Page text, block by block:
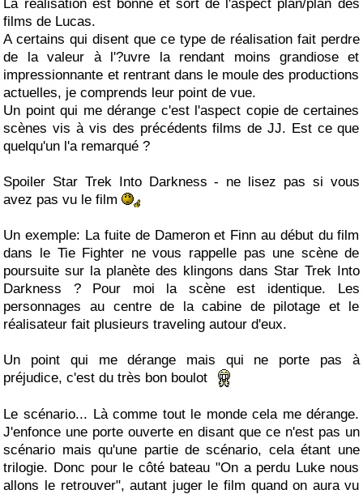
La réalisation est bonne et sort de l'aspect plan/plan des
films de Lucas.
A certains qui disent que ce type de réalisation fait perdre
de la valeur à l'?uvre la rendant moins grandiose et
impressionnante et rentrant dans le moule des productions
actuelles, je comprends leur point de vue.
Un point qui me dérange c'est l'aspect copie de certaines
scènes vis à vis des précédents films de JJ. Est ce que
quelqu'un l'a remarqué ?
Spoiler Star Trek Into Darkness - ne lisez pas si vous
avez pas vu le film
Un exemple: La fuite de Dameron et Finn au début du film
dans le Tie Fighter ne vous rappelle pas une scène de
poursuite sur la planète des klingons dans Star Trek Into
Darkness ? Pour moi la scène est identique. Les
personnages au centre de la cabine de pilotage et le
réalisateur fait plusieurs traveling autour d'eux.
Un point qui me dérange mais qui ne porte pas à
préjudice, c'est du très bon boulot
Le scénario... Là comme tout le monde cela me dérange.
J'enfonce une porte ouverte en disant que ce n'est pas un
scénario mais qu'une partie de scénario, cela étant une
trilogie. Donc pour le côté bateau "On a perdu Luke nous
allons le retrouver", autant juger le film quand on aura vu